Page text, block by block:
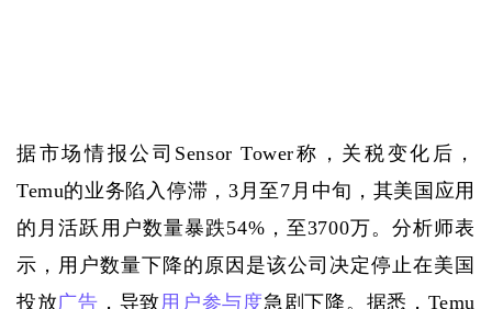
据市场情报公司 Sensor Tower称，关税变化后，
Temu的业务陷入停滞，3月至7月中旬，其美国应用
的月活跃用户数量暴跌54%，至3700万。分析师表
示，用户数量下降的原因是该公司决定停止在美国
投放广告 ，导致用户参与度急剧下降。据悉，Temu